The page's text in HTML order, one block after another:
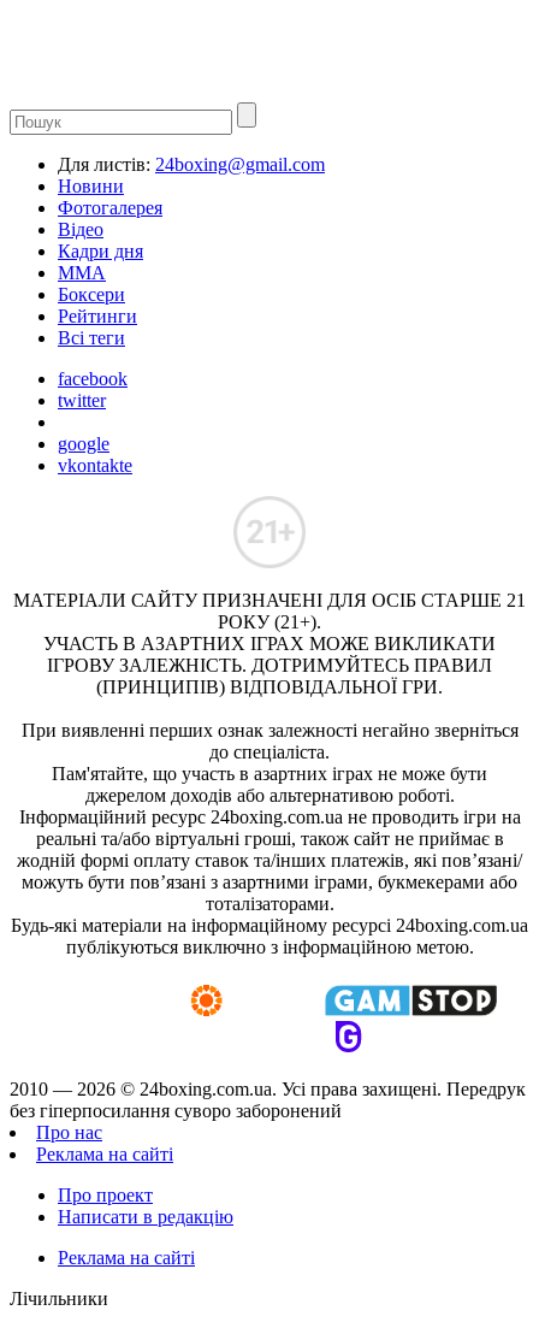
Для листів: 24boxing@gmail.com
Новини
Фотогалерея
Відео
Кадри дня
ММА
Боксери
Рейтинги
Всі теги
facebook
twitter
google
vkontakte
МАТЕРІАЛИ САЙТУ ПРИЗНАЧЕНІ ДЛЯ ОСІБ СТАРШЕ 21
РОКУ (21+).
УЧАСТЬ В АЗАРТНИХ ІГРАХ МОЖЕ ВИКЛИКАТИ
ІГРОВУ ЗАЛЕЖНІСТЬ. ДОТРИМУЙТЕСЬ ПРАВИЛ
(ПРИНЦИПІВ) ВІДПОВІДАЛЬНОЇ ГРИ.
При виявленні перших ознак залежності негайно зверніться
до спеціаліста.
Пам'ятайте, що участь в азартних іграх не може бути
джерелом доходів або альтернативою роботі.
Інформаційний ресурс 24boxing.com.ua не проводить ігри на
реальні та/або віртуальні гроші, також сайт не приймає в
жодній формі оплату ставок та/інших платежів, які пов’язані/
можуть бути пов’язані з азартними іграми, букмекерами або
тоталізаторами.
Будь-які матеріали на інформаційному ресурсі 24boxing.com.ua
публікуються виключно з інформаційною метою.
2010 — 2026 © 24boxing.com.ua. Усi права захищенi. Передрук
без гіперпосилання суворо заборонений
Про нас
Реклама на сайті
Про проект
Написати в редакцію
Реклама на сайті
Лічильники